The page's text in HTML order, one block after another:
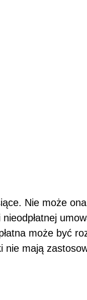
Nie może
może być
nie mają